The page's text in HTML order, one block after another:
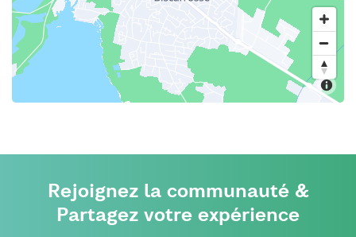
Rejoignez la communauté &
Partagez votre expérience